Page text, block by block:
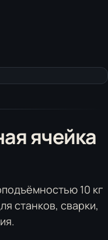
ячейка
10 кг
станков, сварки,